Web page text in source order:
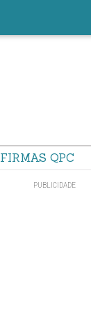
FIRMAS QPC